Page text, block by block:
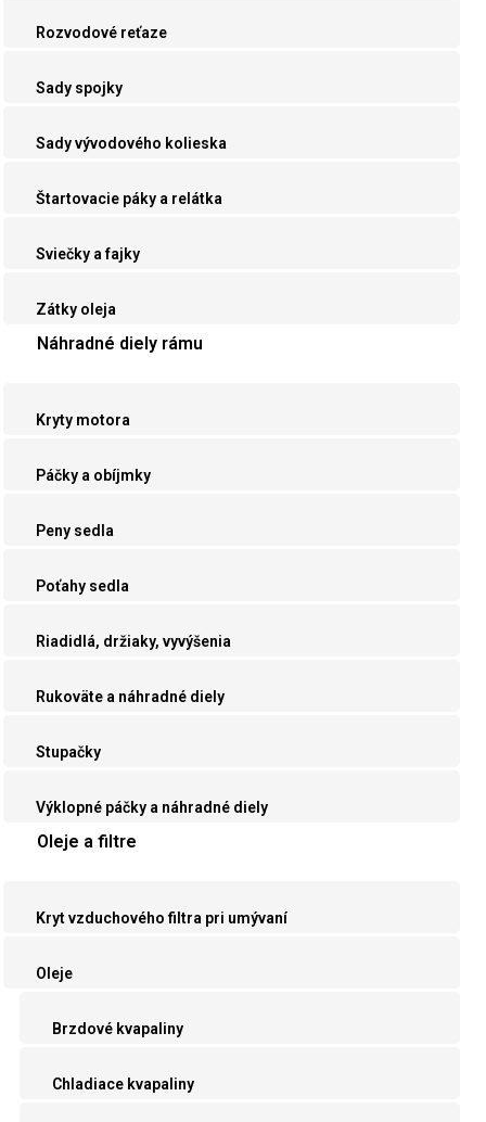
Rozvodové reťaze
Sady spojky
Sady vývodového kolieska
Štartovacie páky a relátka
Sviečky a fajky
Zátky oleja
Náhradné diely rámu
Kryty motora
Páčky a obíjmky
Peny sedla
Poťahy sedla
Riadidlá, držiaky, vyvýšenia
Rukoväte a náhradné diely
Stupačky
Výklopné páčky a náhradné diely
Oleje a filtre
Kryt vzduchového filtra pri umývaní
Oleje
Brzdové kvapaliny
Chladiace kvapaliny